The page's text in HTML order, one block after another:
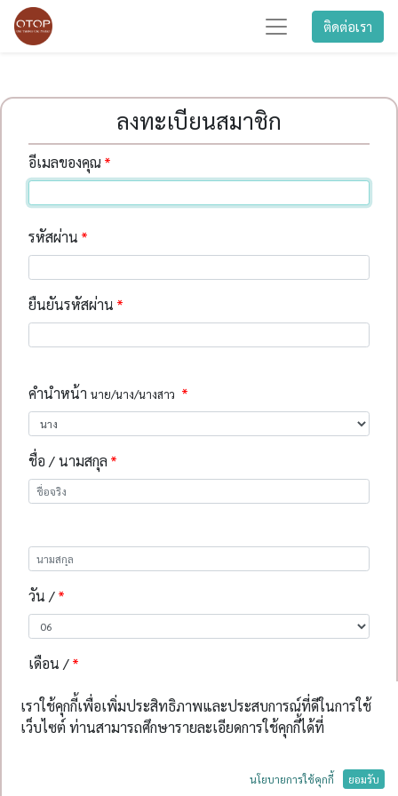
ติดต่อเรา
ลงทะเบียนสมาชิก
อีเมลของคุณ
รหัสผ่าน
ยืนยันรหัสผ่าน
คำนำหน้า นาย/นาง/นางสาว
ชื่อ / นามสกุล
วัน /
เดือน /
ปี เกิด
เราใช้คุกกี้เพื่อเพิ่มประสิทธิภาพและประสบการณ์ที่ดีในการใช้
เว็บไซต์ ท่านสามารถศึกษารายละเอียดการใช้คุกกี้ได้ที่
นโยบายการใช้คุกกี้ ยอมรับ